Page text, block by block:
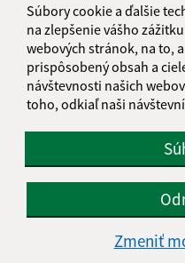
Súbory cookie a ďalšie
na zlepšenie vášho
webových stránok, na to,
prispôsobený obsah a
návštevnosti našich
toho, odkiaľ naši
Zmeniť